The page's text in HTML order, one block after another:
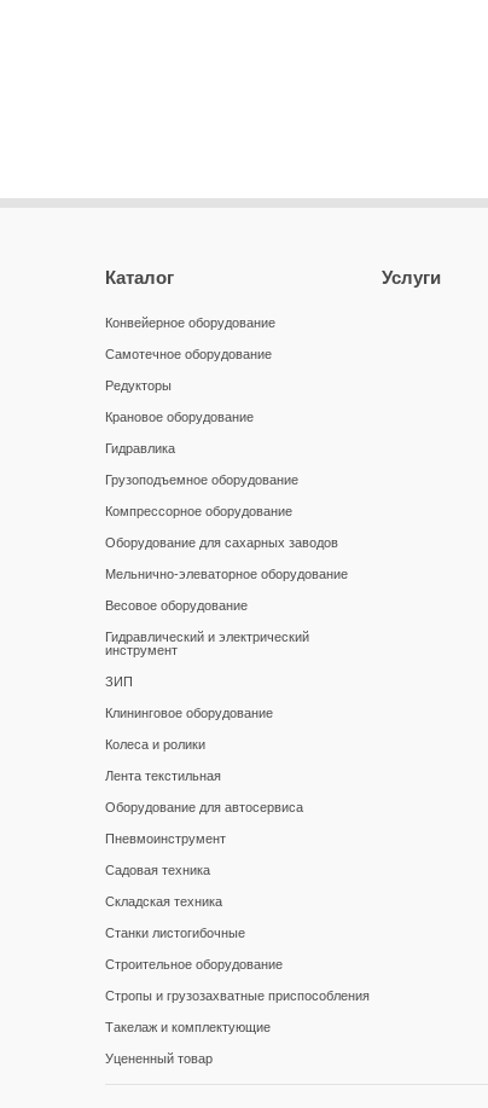
Каталог
Конвейерное оборудование
Самотечное оборудование
Редукторы
Крановое оборудование
Гидравлика
Грузоподъемное оборудование
Компрессорное оборудование
Оборудование для сахарных заводов
Мельнично-элеваторное оборудование
Весовое оборудование
Гидравлический и электрический
инструмент
ЗИП
Клининговое оборудование
Колеса и ролики
Лента текстильная
Оборудование для автосервиса
Пневмоинструмент
Садовая техника
Складская техника
Станки листогибочные
Строительное оборудование
Стропы и грузозахватные приспособления
Такелаж и комплектующие
Уцененный товар
Услуги